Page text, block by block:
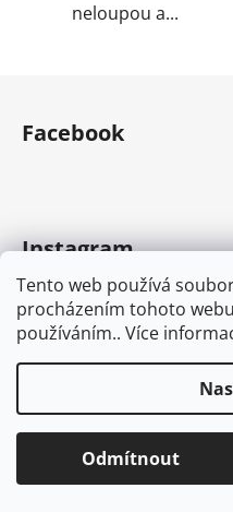
Tento web používá
procházením tohoto
používáním.. Více
Odmítnout
neloupou a...
Facebook
Instagram
Sledovat na